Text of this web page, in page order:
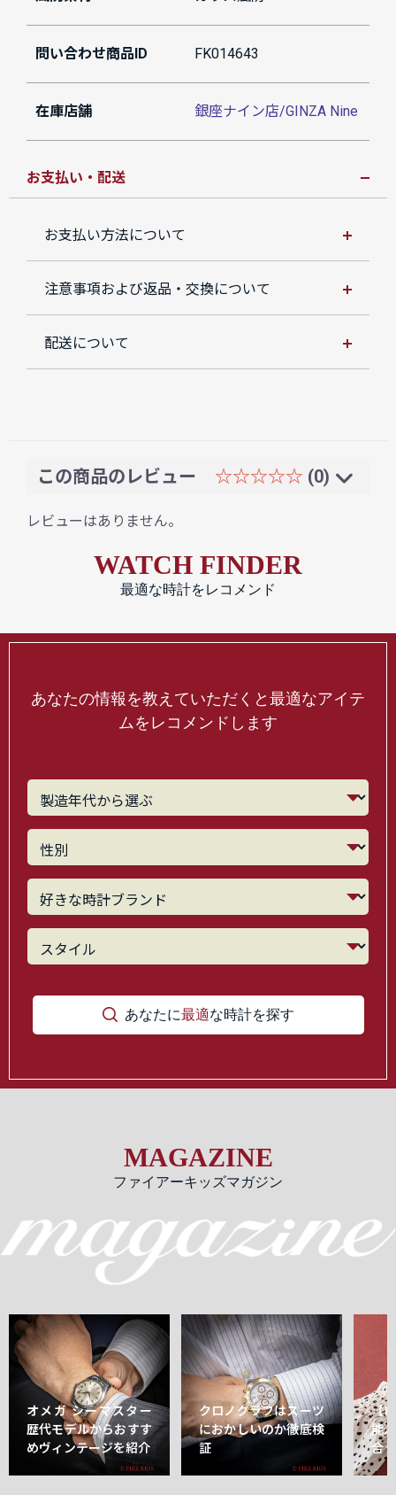
問い合わせ商品ID FK014643
在庫店舗 銀座ナイン店/GINZA Nine
お支払い・配送
お支払い方法について
注意事項および返品・交換について
配送について
この商品のレビュー ☆☆☆☆☆ (0)
レビューはありません。
WATCH FINDER
最適な時計をレコメンド
あなたの情報を教えていただくと最適なアイテ
ムをレコメンドします
あなたに最適な時計を探す
MAGAZINE
ファイアーキッズマガジン
オメガ シーマスター
歴代モデルからおすす
めヴィンテージを紹介
クロノグラフはスーツ
におかしいのか徹底検
証
【
能
合